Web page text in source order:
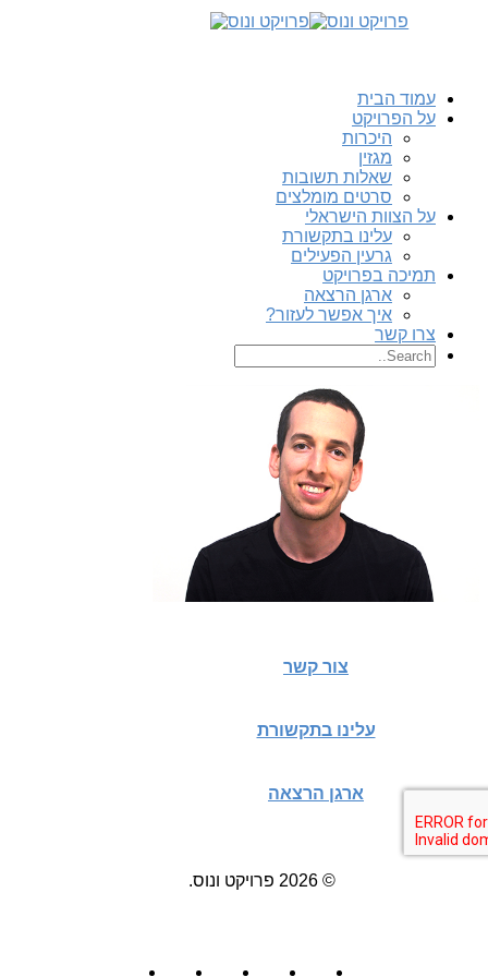
עמוד הבית
על הפרויקט
היכרות
מגזין
שאלות תשובות
סרטים מומלצים
על הצוות הישראלי
עלינו בתקשורת
גרעין הפעילים
תמיכה בפרויקט
ארגן הרצאה
איך אפשר לעזור?
צרו קשר
צור קשר
עלינו בתקשורת
ארגן הרצאה
© 2026 פרויקט ונוס.